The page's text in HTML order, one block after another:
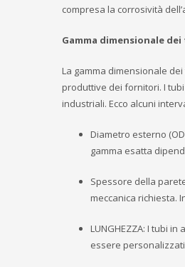
compresa la corrosività
Gamma dimensionale
La gamma dimensionale
produttive dei fornitori. I
industriali. Ecco alcuni
Diametro esterno
gamma esatta
Spessore della
meccanica richiesta.
LUNGHEZZA: I tubi
essere